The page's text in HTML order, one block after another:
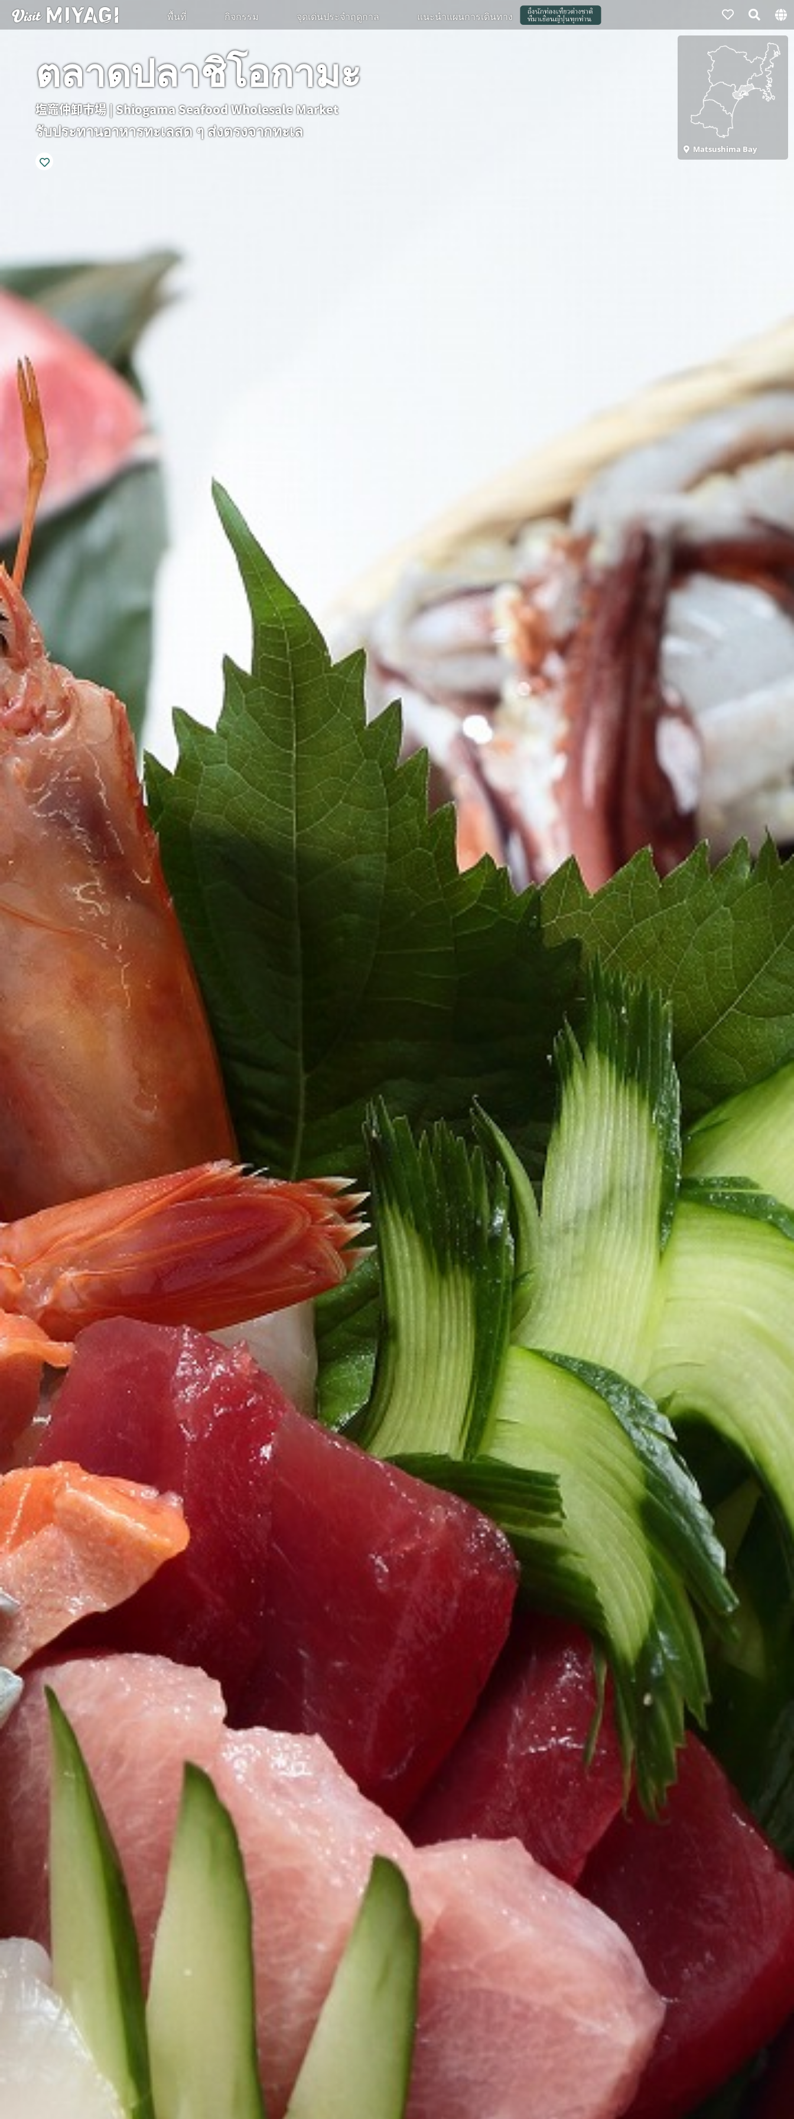
พื้นที่ กิจกรรม จุดเด่นประจำฤดูกาล แนะนำแผนการเดินทาง
Matsushima Bay
ตลาดปลาชิโอกามะ
塩竈仲卸市場 | Shiogama Seafood Wholesale Market
รับประทานอาหารทะเลสด ๆ ส่งตรงจากทะเล